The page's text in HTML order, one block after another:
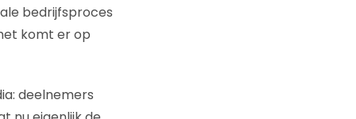
bedrijfsproces
komt er op
deelnemers